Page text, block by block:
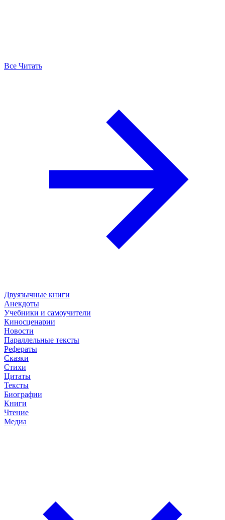
Все Читать
Двуязычные книги
Анекдоты
Учебники и самоучители
Киносценарии
Новости
Параллельные тексты
Рефераты
Сказки
Стихи
Цитаты
Тексты
Биографии
Книги
Чтение
Медиа